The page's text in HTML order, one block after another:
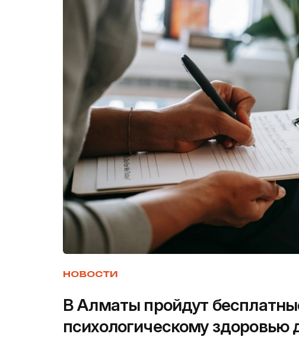
НОВОСТИ
В Алматы пройдут
психологическому здоровью